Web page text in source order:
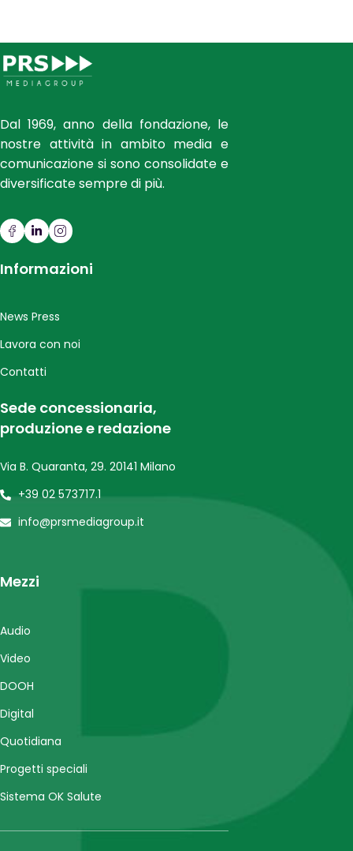
Dal 1969, anno della fondazione, le
nostre attività in ambito media e
comunicazione si sono consolidate e
diversificate sempre di più.
Mezzi
Audio
Video
DOOH
Digital
Quotidiana
Progetti speciali
Sistema OK Salute
Informazioni
News Press
Lavora con noi
Contatti
Sede concessionaria,
produzione e redazione
Via B. Quaranta, 29. 20141 Milano
+39 02 573717.1
info@prsmediagroup.it